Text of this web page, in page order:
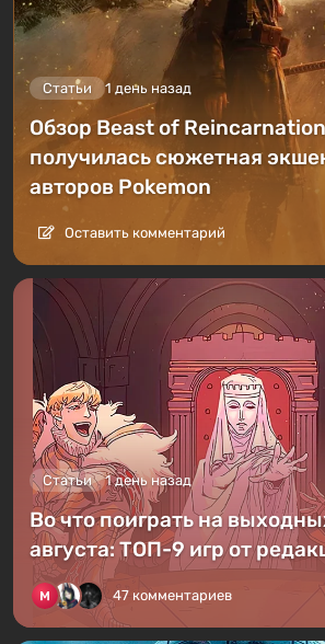
Статьи 1 день назад
Обзор Beast of
получилась сюжетная
авторов Pokemon
Оставить комментарий
Статьи 1 день назад
Во что поиграть на
августа: ТОП-9 игр от
47 комментариев